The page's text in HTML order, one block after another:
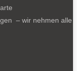
– wir nehmen alle